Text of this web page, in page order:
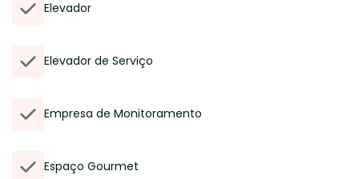
Elevador
Elevador de Serviço
Empresa de Monitoramento
Espaço Gourmet